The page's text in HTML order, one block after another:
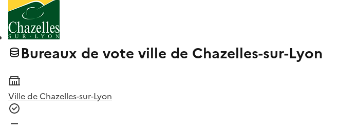
Bureaux de vote ville de Chazelles-sur-Lyon
Ville de Chazelles-sur-Lyon